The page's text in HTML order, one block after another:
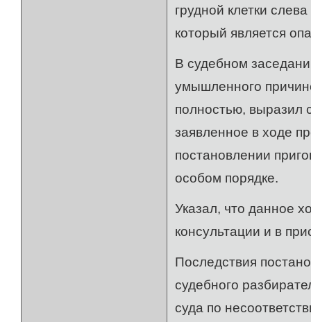
грудной клетки
который является
В судебном
умышленного
полностью, выразил
заявленное в ходе
постановлении
особом порядке.
Указал, что данное
консультации и в
Последствия
судебного
суда по